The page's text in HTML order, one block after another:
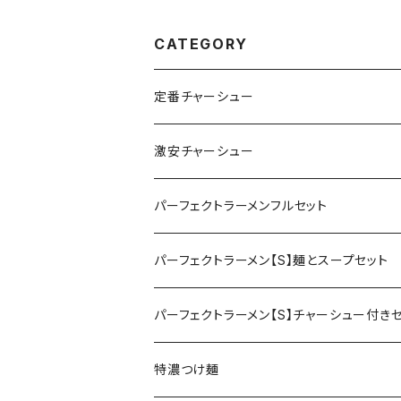
CATEGORY
定番チャーシュー
激安チャーシュー
パーフェクトラーメンフルセット
パーフェクトラーメン【S】麺とスープセット
パーフェクトラーメン【S】チャーシュー付き
特濃つけ麺